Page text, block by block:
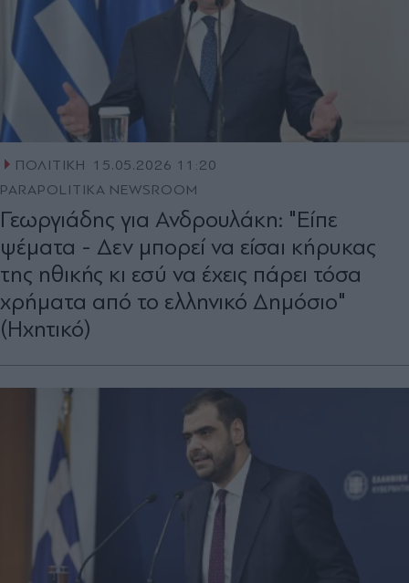
ΠΟΛΙΤΙΚΗ
15.05.2026 11:20
PARAPOLITIKA NEWSROOM
Γεωργιάδης για Ανδρουλάκη: "Είπε
ψέματα - Δεν μπορεί να είσαι κήρυκας
της ηθικής κι εσύ να έχεις πάρει τόσα
χρήματα από το ελληνικό Δημόσιο"
(Ηχητικό)